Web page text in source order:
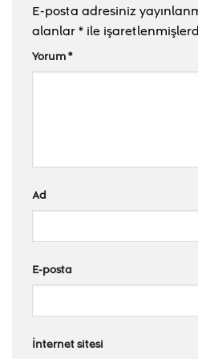
E-posta adresiniz
alanlar* ile
Yorum*
Ad
E-posta
İnternet sitesi